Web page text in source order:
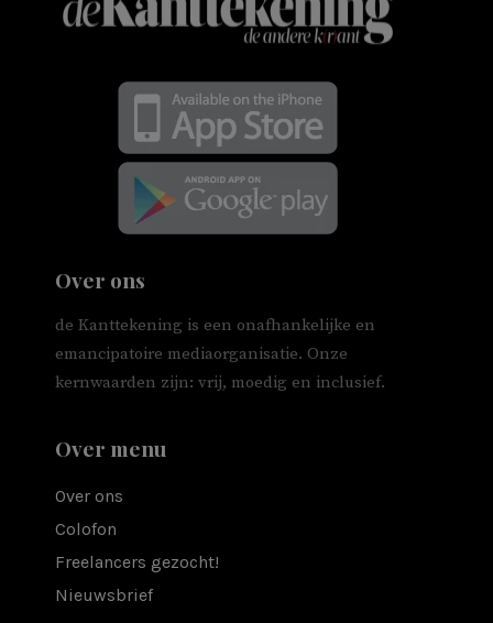
Over ons
de Kanttekening is een onafhankelijke en
emancipatoire mediaorganisatie. Onze
kernwaarden zijn: vrij, moedig en inclusief.
Over menu
Over ons
Colofon
Freelancers gezocht!
Nieuwsbrief